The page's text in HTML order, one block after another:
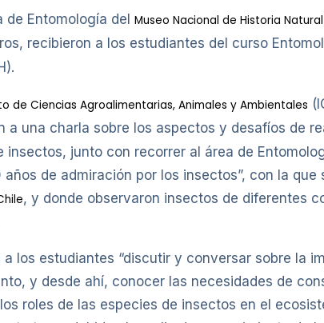
de Entomología del Museo Nacional de Historia Natural
recibieron a los estudiantes del curso
de Ciencias Agroalimentarias, Animales y Ambientales
a una charla sobre los aspectos y desafíos de
junto con recorrer al área de
de admiración por los insectos”, con la
, y donde observaron insectos de diferentes
los estudiantes “discutir y conversar sobre la
y desde ahí, conocer las necesidades de
roles de las especies de insectos en el